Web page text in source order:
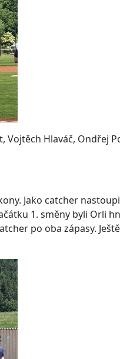
Vojtěch Hlaváč, Ondřej
Jako catcher
1. směny byli Orli
po oba zápasy.